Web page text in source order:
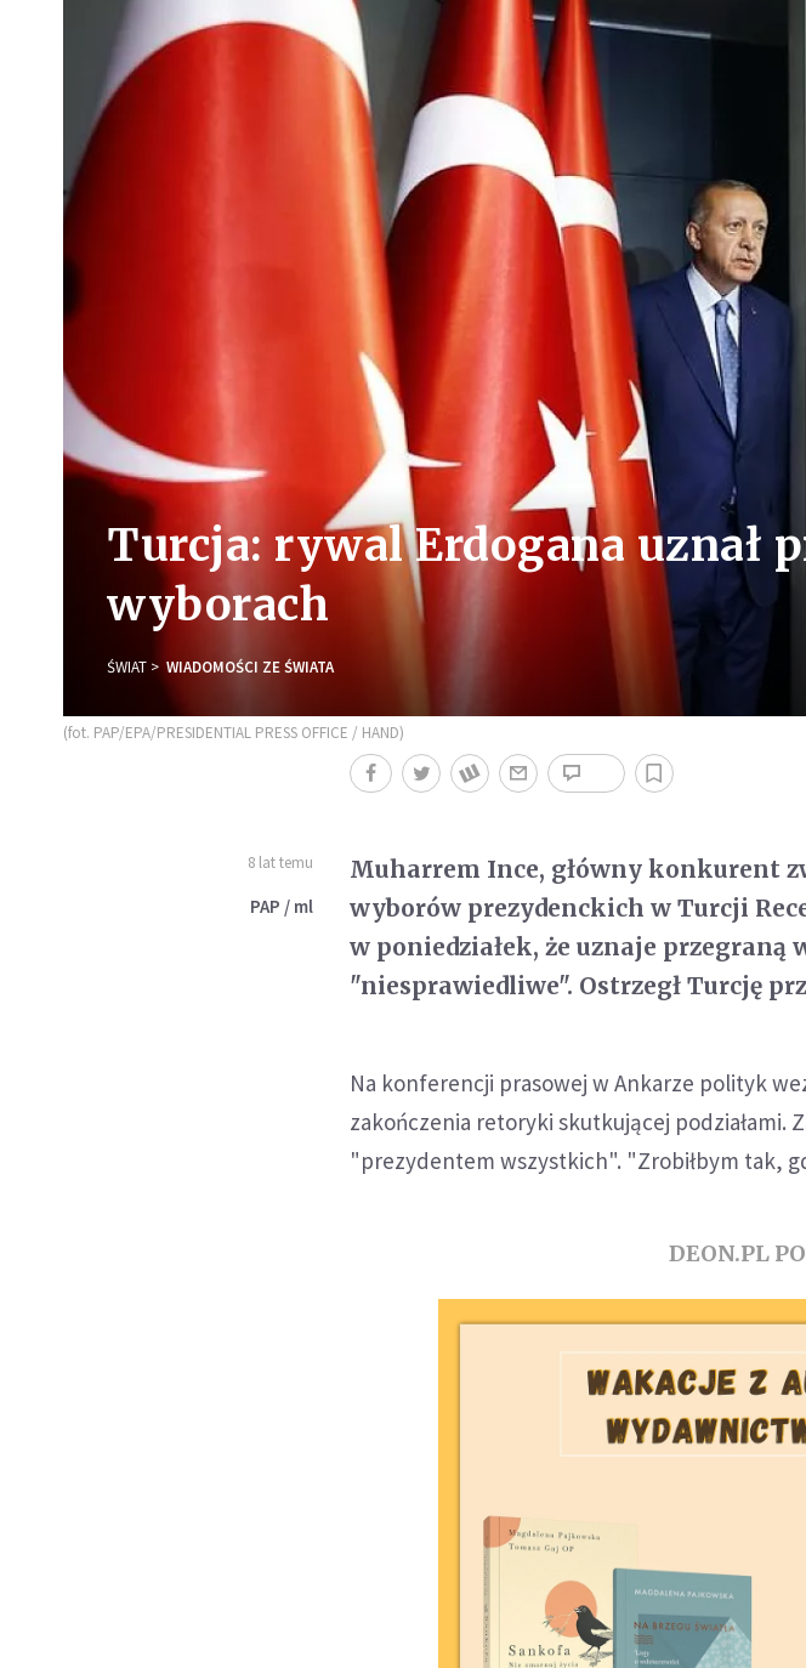
Turcja: rywal Erdogana uznał
wyborach
ŚWIAT WIADOMOŚCI ZE ŚWIATA
(fot. PAP/EPA/PRESIDENTIAL PRESS OFFICE / HAND)
8 lat temu
PAP / ml
Muharrem Ince, główny konkurent
wyborów prezydenckich w Turcji
w poniedziałek, że uznaje
"niesprawiedliwe". Ostrzegł Turcję
Na konferencji prasowej w Ankarze polityk
zakończenia retoryki skutkującej podziałami.
"prezydentem wszystkich". "Zrobiłbym tak,
DEON.PL